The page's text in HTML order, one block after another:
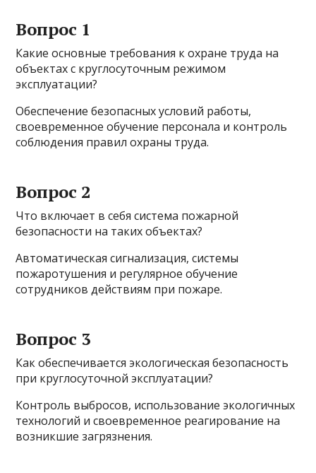
Вопрос 1
Какие основные требования к охране труда на
объектах с круглосуточным режимом
эксплуатации?
Обеспечение безопасных условий работы,
своевременное обучение персонала и контроль
соблюдения правил охраны труда.
Вопрос 2
Что включает в себя система пожарной
безопасности на таких объектах?
Автоматическая сигнализация, системы
пожаротушения и регулярное обучение
сотрудников действиям при пожаре.
Вопрос 3
Как обеспечивается экологическая безопасность
при круглосуточной эксплуатации?
Контроль выбросов, использование экологичных
технологий и своевременное реагирование на
возникшие загрязнения.